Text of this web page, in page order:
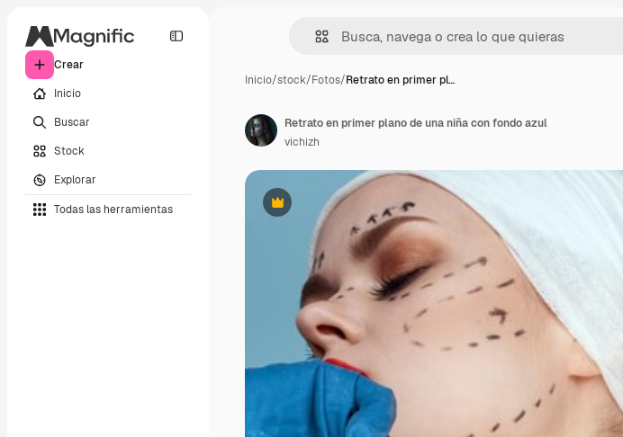
Crear
Inicio
Buscar
Stock
Explorar
Todas las herramientas
Inicio/stock/Fotos/Retrato en primer pl…
Premium
Retrato en primer plano de una niña con fondo azul
vichizh